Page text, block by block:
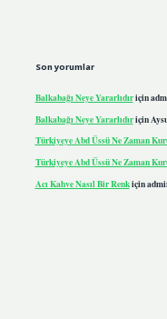
Son yorumlar
Balkabağı Neye Yararlıdıriçin
Balkabağı Neye Yararlıdıriçin
Türkiyeye Abd Üssü Ne Zaman
Türkiyeye Abd Üssü Ne Zaman
Acı Kahve Nasıl Bir Renkiçin